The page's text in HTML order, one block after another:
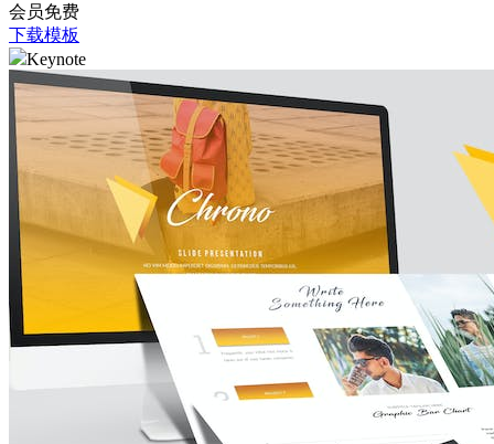
会员免费
下载模板
Keynote